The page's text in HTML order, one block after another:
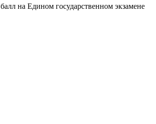
на Едином государственном экзамене